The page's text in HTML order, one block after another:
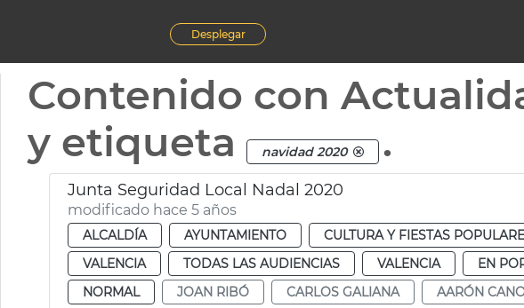
Desplegar
Contenido con
y etiqueta navidad 2020 .
Junta Seguridad Local Nadal 2020
modificado hace 5 años
ALCALDÍA AYUNTAMIENTO CULTURA Y FIESTAS
VALENCIA
TODAS LAS AUDIENCIAS VALENCIA EN
NORMAL
JOAN RIBÓ CARLOS GALIANA AARÓN